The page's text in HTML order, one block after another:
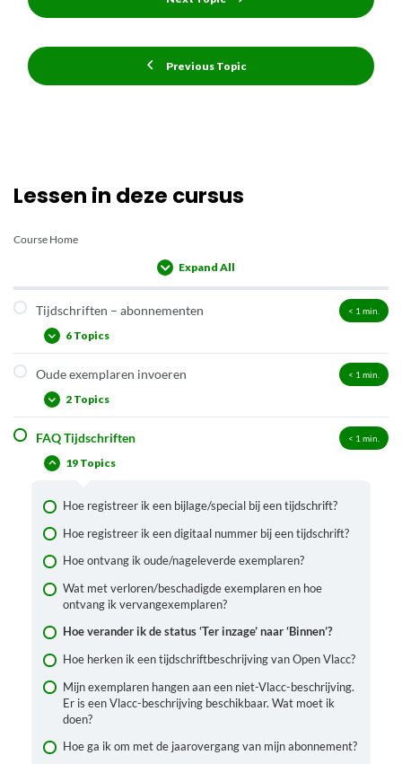
Previous Topic
Lessen in deze cursus
Course Home
Expand All
Tijdschriften – abonnementen < 1 min.
6 Topics
Hoe werkt de tijdschriftenmodule van Wise?
Opzoeken van een tijdschrift
Registreren van een tijdschriftabonnement
Ontvangen van exemplaren
Stopzetten van een tijdschriftabonnement
Oude exemplaren invoeren < 1 min.
2 Topics
Retro invoer
Ingebonden jaargangen
FAQ Tijdschriften < 1 min.
19 Topics
Hoe registreer ik een bijlage/special bij een tijdschrift?
Hoe registreer ik een digitaal nummer bij een tijdschrift?
Hoe ontvang ik oude/nageleverde exemplaren?
Wat met verloren/beschadigde exemplaren en hoe
ontvang ik vervangexemplaren?
Hoe verander ik de status ‘Ter inzage’ naar ‘Binnen’?
Hoe herken ik een tijdschriftbeschrijving van Open Vlacc?
Mijn exemplaren hangen aan een niet-Vlacc-beschrijving.
Er is een Vlacc-beschrijving beschikbaar. Wat moet ik
doen?
Hoe ga ik om met de jaarovergang van mijn abonnement?